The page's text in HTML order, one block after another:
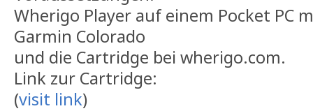
Wherigo Player auf einem Pocket PC
Garmin Colorado
und die Cartridge bei wherigo.com.
Link zur Cartridge:
(visit link)